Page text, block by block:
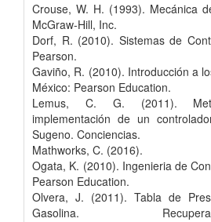
Crouse, W. H. (1993). Mecánica
McGraw-Hill, Inc.
Dorf, R. (2010). Sistemas de
Pearson.
Gaviño, R. (2010). Introducción a
México: Pearson Education.
Lemus, C. G. (2011).
implementación de un
Sugeno. Conciencias.
Mathworks, C. (2016).
Ogata, K. (2010). Ingenieria de
Pearson Education.
Olvera, J. (2011). Tabla de
Gasolina.